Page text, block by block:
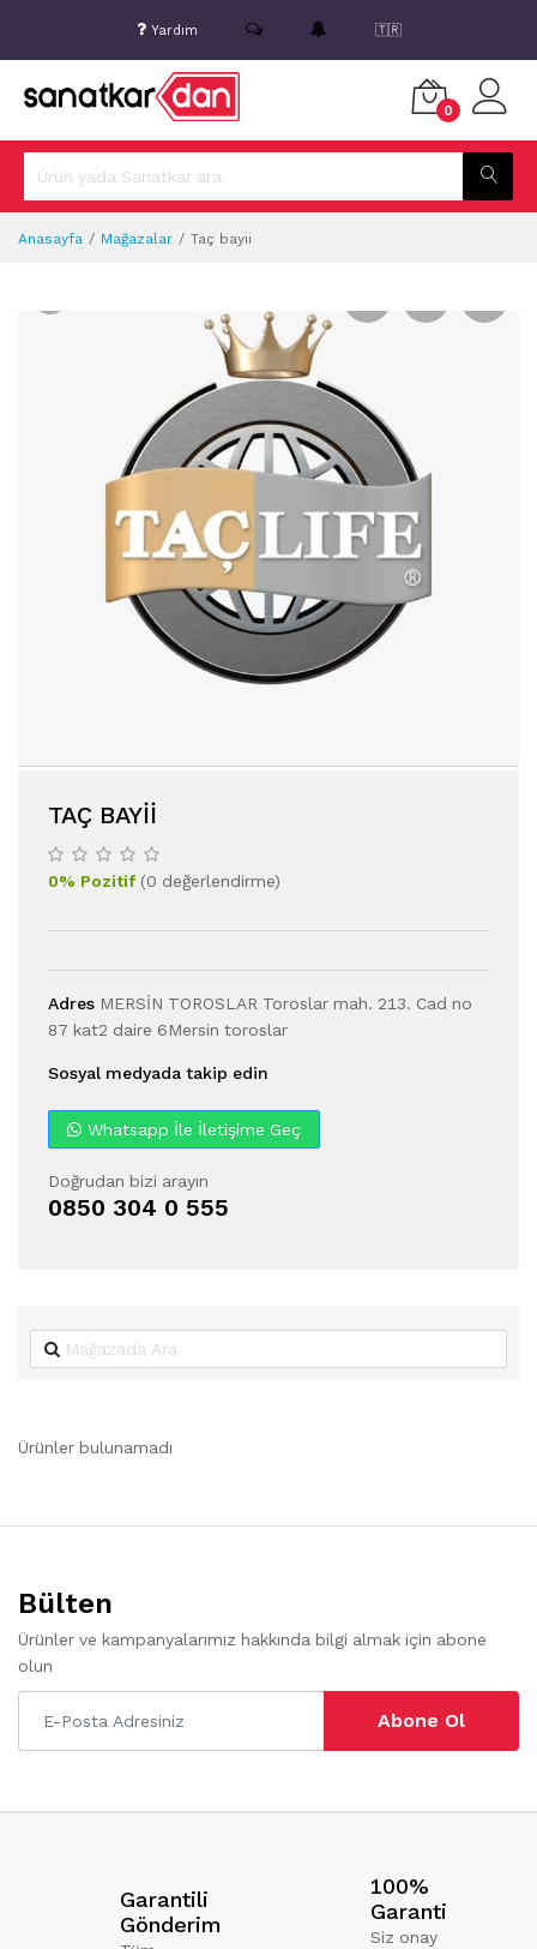
Yardım 🇹🇷
0
Anasayfa Mağazalar Taç bayii
TAÇ BAYII
0% Pozitif(0 değerlendirme)
Adres MERSİN TOROSLAR Toroslar mah. 213. Cad no
87 kat2 daire 6Mersin toroslar
Sosyal medyada takip edin
Whatsapp İle İletişime Geç
Doğrudan bizi arayın
0850 304 0 555
Ürünler bulunamadı
Bülten
Ürünler ve kampanyalarımız hakkında bilgi almak için abone
olun
Abone Ol
Garantili
Gönderim
100%
Garanti
Siz onay